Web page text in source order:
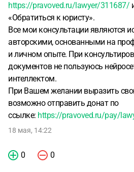
https://pravoved.ru/lawyer/311687/
«Обратиться к юристу».
Все мои консультации являются
авторскими, основанными на
и личном опыте. При
документов не пользуюсь
интеллектом.
При Вашем желании выразить
возможно отправить донат по
ссылке: https://pravoved.ru/pay/
18 мая, 14:22
0 0